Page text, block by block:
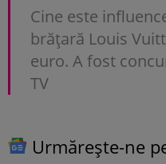
Cine este
brățară Louis
euro. A fost
TV
Urmărește-ne